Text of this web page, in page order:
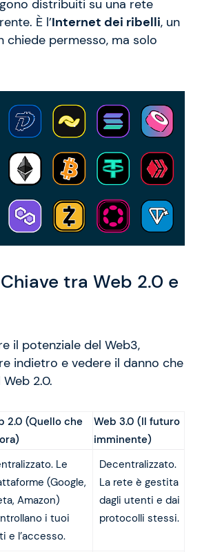
distribuiti su una rete
È l’Internet dei ribelli, un
chiede permesso, ma solo
tra Web 2.0 e
il potenziale del Web3,
indietro e vedere il danno che
2.0.
2.0 (Quello che
Web 3.0 (Il futuro
imminente)
Le
(Google,
Amazon)
i tuoi
e l’accesso.
Decentralizzato.
La rete è gestita
dagli utenti e dai
protocolli stessi.